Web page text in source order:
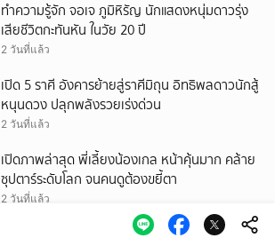
ทำความรู้จัก จอเจ ภูมิหิรัญ นักแสดงหนุ่มดาวรุ่ง
เสียชีวิตกะทันหัน ในวัย 20 ปี
2 วันที่แล้ว
เปิด 5 ราศี อังคารย้ายสู่ราศีมิถุน อิทธิพลดาวนักสู้
หนุนดวง ปลุกพลังรวยเร่งด่วน
2 วันที่แล้ว
เปิดภาพล่าสุด พี่เลี้ยงน้องเกล หน้าคุ้นมาก คล้าย
ซุปตาร์ระดับโลก จนคนดูต้องขยี้ตา
2 วันที่แล้ว
ดำรง วงศ์ทอง พูดแล้ว หลังโดนโยงลูกทุ่งชื่อดัง